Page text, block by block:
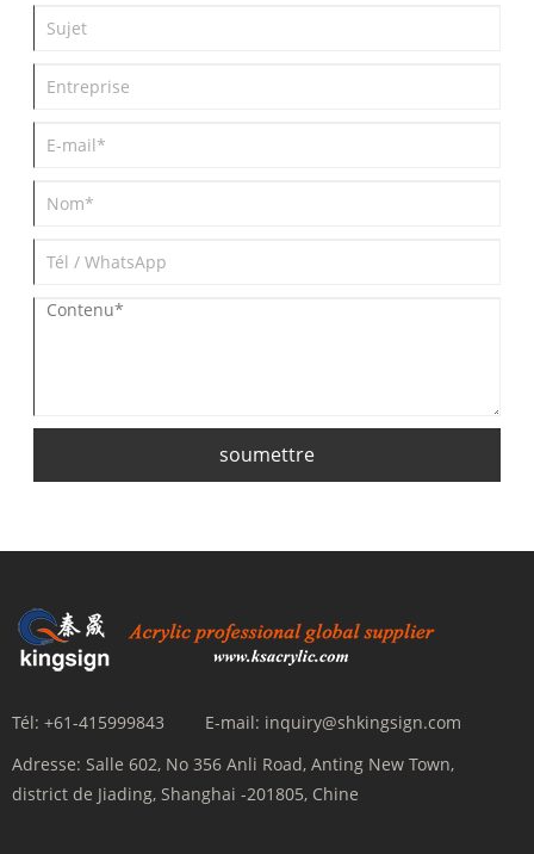
soumettre
Tél: +61-415999843 E-mail: inquiry@shkingsign.com
Adresse: Salle 602, No 356 Anli Road, Anting New Town,
district de Jiading, Shanghai -201805, Chine